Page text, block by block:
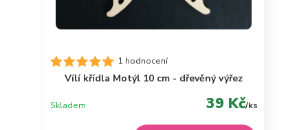
1 hodnocení
Vílí křídla Motýl 10 cm - dřevěný výřez
39 Kč/ks
Skladem